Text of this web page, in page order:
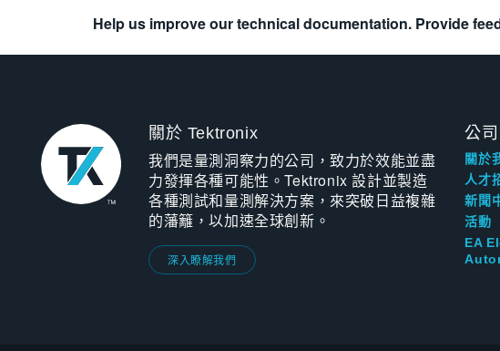
Help us improve our technical documentation. Provide
關於 Tektronix
我們是量測洞察力的公司，致力於效能並盡
力發揮各種可能性。Tektronix 設計並製造
各種測試和量測解決方案，來突破日益複雜
的藩籬，以加速全球創新。
深入瞭解我們
公司
關於
人才
新聞
活動
EA